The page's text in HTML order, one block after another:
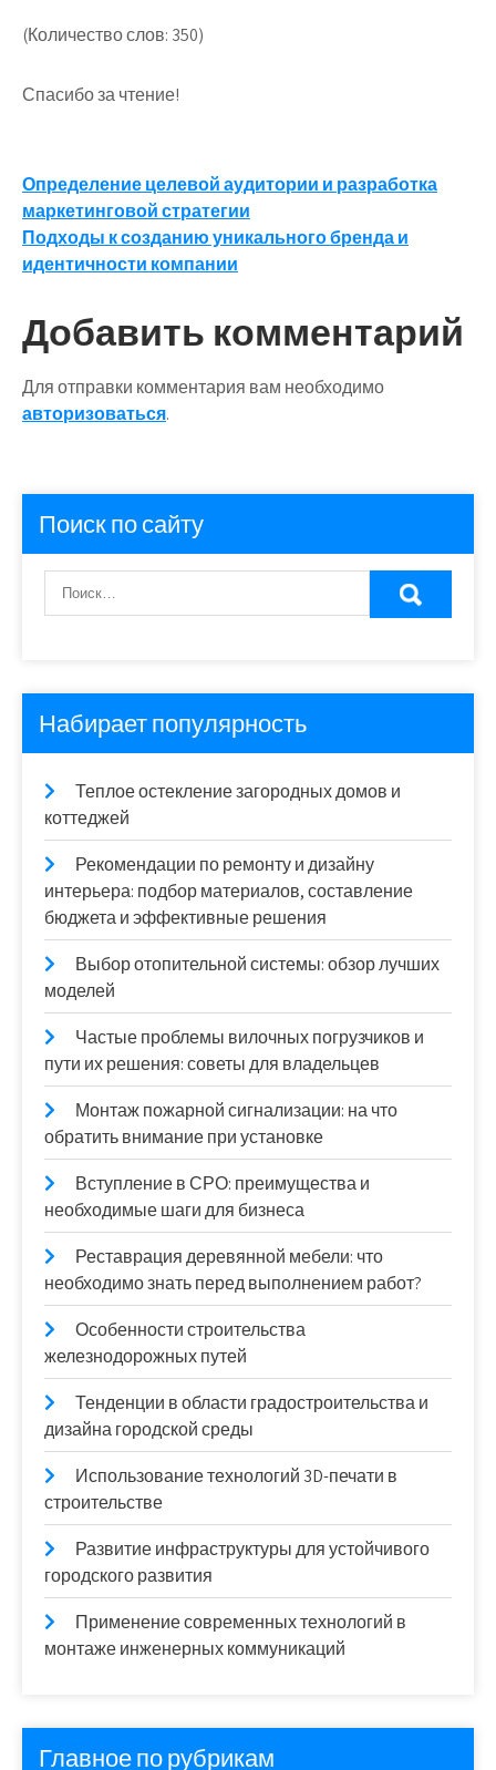
(Количество слов: 350)
Спасибо за чтение!
Навигация
по
записям
Определение целевой аудитории и разработка
маркетинговой стратегии
Подходы к созданию уникального бренда и
идентичности компании
Добавить комментарий
Для отправки комментария вам необходимо
авторизоваться.
Поиск по сайту
Набирает популярность
Теплое остекление загородных домов и
коттеджей
Рекомендации по ремонту и дизайну
интерьера: подбор материалов, составление
бюджета и эффективные решения
Выбор отопительной системы: обзор лучших
моделей
Частые проблемы вилочных погрузчиков и
пути их решения: советы для владельцев
Монтаж пожарной сигнализации: на что
обратить внимание при установке
Вступление в СРО: преимущества и
необходимые шаги для бизнеса
Реставрация деревянной мебели: что
необходимо знать перед выполнением работ?
Особенности строительства
железнодорожных путей
Тенденции в области градостроительства и
дизайна городской среды
Использование технологий 3D-печати в
строительстве
Развитие инфраструктуры для устойчивого
городского развития
Применение современных технологий в
монтаже инженерных коммуникаций
Главное по рубрикам